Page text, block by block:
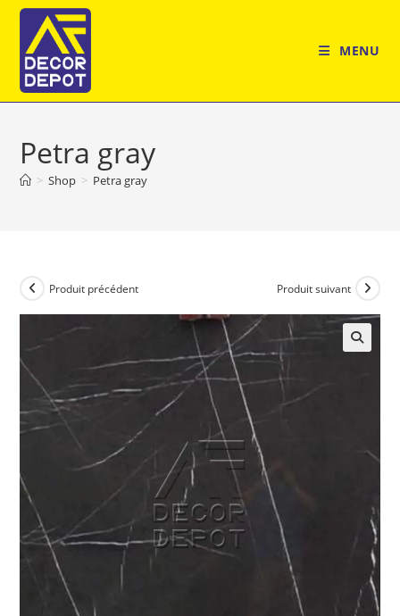
Skip
content
MENU
Petra gray
> Shop > Petra gray
Produit précédent Produit suivant